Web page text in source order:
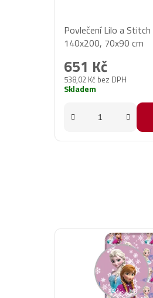
Povlečení Lilo a Stitch
140x200, 70x90 cm
538,02 Kč bez DPH
651 Kč
Skladem